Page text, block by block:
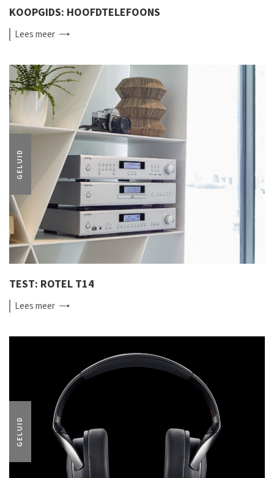
KOOPGIDS: HOOFDTELEFOONS
Leesmeer
GELUID
TEST: ROTEL T14
Leesmeer
GELUID